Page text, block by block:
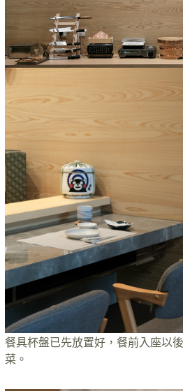
餐具杯盤已先放置好，餐前入座以
菜。